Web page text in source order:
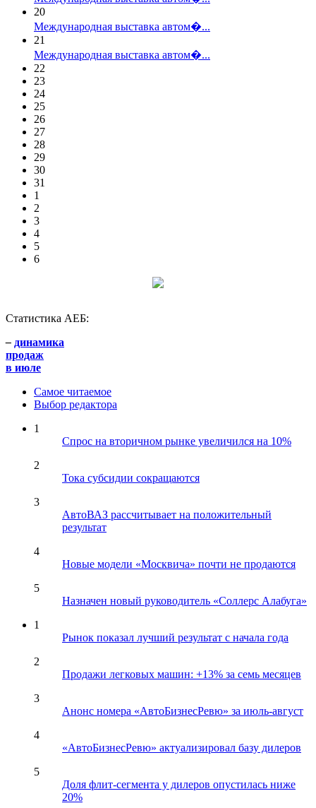
20
Международная выставка автом�...
21
Международная выставка автом�...
22
23
24
25
26
27
28
29
30
31
1
2
3
4
5
6
Статистика АЕБ:
– динамика
продаж
в июле
Самое читаемое
Выбор редактора
1
Спрос на вторичном рынке увеличился на 10%
2
Тока субсидии сокращаются
3
АвтоВАЗ рассчитывает на положительный
результат
4
Новые модели «Москвича» почти не продаются
5
Назначен новый руководитель «Соллерс Алабуга»
1
Рынок показал лучший результат с начала года
2
Продажи легковых машин: +13% за семь месяцев
3
Анонс номера «АвтоБизнесРевю» за июль-август
4
«АвтоБизнесРевю» актуализировал базу дилеров
5
Доля флит-сегмента у дилеров опустилась ниже
20%